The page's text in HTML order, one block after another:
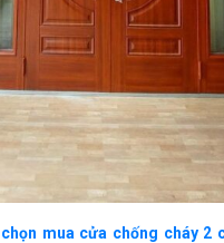
mua cửa chống cháy 2